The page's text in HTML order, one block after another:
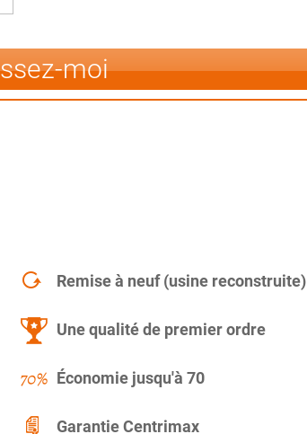
moi
Remise à neuf (usine reconstruite)
Une qualité de premier ordre
Économie jusqu'à 70
Garantie Centrimax